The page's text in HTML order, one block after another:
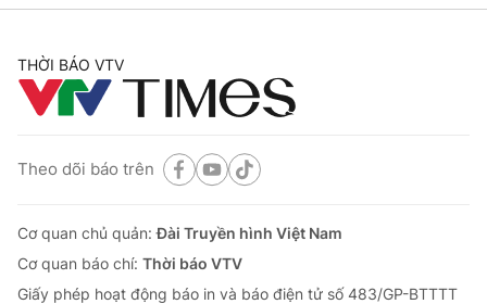
THỜI BÁO VTV
Theo dõi báo trên
Cơ quan chủ quản:Đài Truyền hình Việt Nam
Cơ quan báo chí: Thời báo VTV
Giấy phép hoạt động báo in và báo điện tử số 483/GP-BTTTT